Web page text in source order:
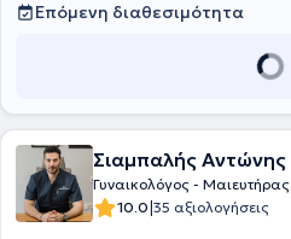
Επόμενη διαθεσιμότητα
Σιαμπαλής Αντώνης
Γυναικολόγος - Μαιευτήρας
10.0|35 αξιολογήσεις